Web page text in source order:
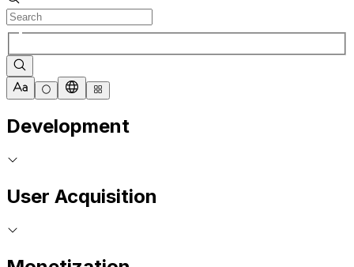
Development
User Acquisition